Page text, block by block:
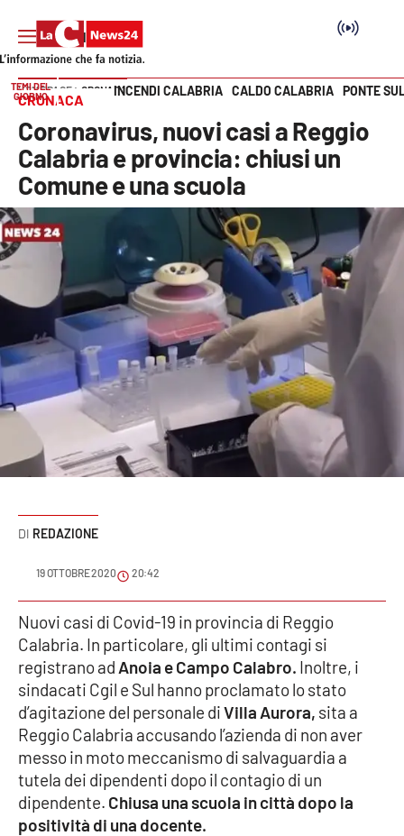
SEZIONI
Cronaca
Politica
Attualità
Economia e lavoro
Italia Mondo
Sport
Meteo
Editoriali
VIDEO
Ambiente
Cronaca
Vai
TEMI DEL
GIORNO
INCENDI CALABRIA CALDO CALABRIA PONTE
HOME PAGE CRONACA
CRONACA
Coronavirus, nuovi casi a Reggio
Calabria e provincia: chiusi un
Comune e una scuola
REDAZIONE
19 OTTOBRE 2020 20:42
Nuovi casi di Covid-19 in provincia di Reggio
Calabria. In particolare, gli ultimi contagi si
registrano ad Anoia e Campo Calabro. Inoltre, i
sindacati Cgil e Sul hanno proclamato lo stato
d’agitazione del personale diVilla Aurora, sita a
Reggio Calabria accusando l’azienda di non aver
messo in moto meccanismo di salvaguardia a
tutela dei dipendenti dopo il contagio di un
dipendente. Chiusa una scuola in città dopo la
positività di una docente.